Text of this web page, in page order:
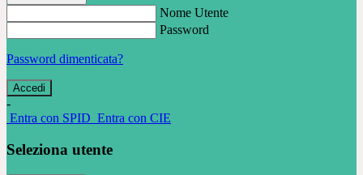
Nome Utente
Password
Password dimenticata?
-
Entra con SPID Entra con CIE
Seleziona utente